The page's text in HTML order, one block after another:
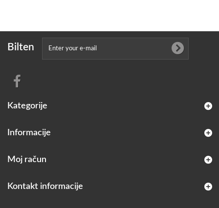
Bilten
Kategorije
Informacije
Moj račun
Kontakt informacije